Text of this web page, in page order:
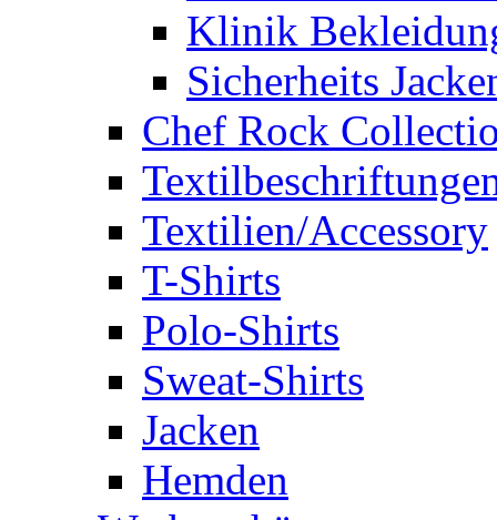
Klinik
Sicherheits
Chef Rock
Textilien/Accessory
T-Shirts
Polo-Shirts
Sweat-Shirts
Jacken
Hemden